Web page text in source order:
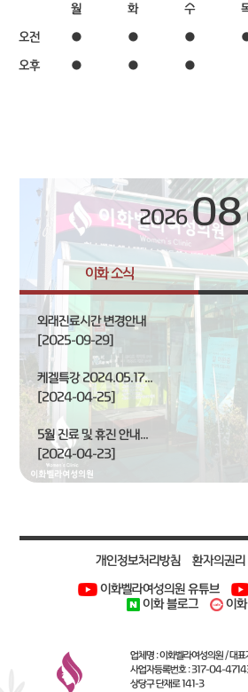
월 화 수
오전 ● ● ●
오후 ● ● ●
2026 08
이화 소식
외래진료시간 변경안내
[2025-09-29]
케겔특강 2024.05.17...
[2024-04-25]
5월 진료 및 휴진 안내...
[2024-04-23]
개인정보처리방침 환자의권리
이화벨라여성의원 유튜브
이화 블로그
이화
업체명 : 이화벨라여성의원 / 대표
사업자등록번호 : 317-04-
상당구 단재로 141-3